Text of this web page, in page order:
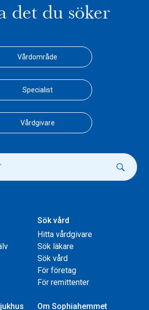
det du söker
Vårdområde
Specialist
Vårdgivare
Sök vård
Hitta vårdgivare
Sök läkare
Sök vård
För företag
För remittenter
Om Sophiahemmet